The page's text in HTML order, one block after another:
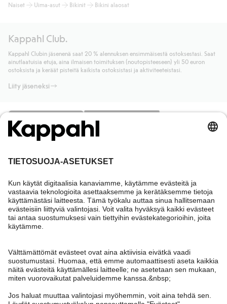
kotiinkuljetusta). Toimituskulut poistuvat automaattisesti, kun
noutopisteeseen tai pakettiautomaattiin ja PostNordin
kotiinkuljetuksella 6,99 €, riippumatta ostosummasta.
Lue lisää
maksutavat, kuten laskun, sekä muita maksuvaihtoehtoja.
Lisätietoja Klarnan maksuehdoista
Lue lisää
Naiset Uima-asut Bikinit Bikini alaosat
Kappahl Club.
Kappahl Clubin jäsenenä saat 20 % alennuksen ensimmäisestä ostoksestasi. Saat
ainutlaatuisia etuja, aina ilmaisen toimituksen (noutopisteeseen) yli 50 euron
ostoksista ja keräät pisteitä kaikista ostoksistasi ja aktiviteeteistasi.
Liity jäseneksi
Tarvitsetko apua?
Asiakaspalvelu
Usein kysyttyä
Tilaus
Ota yhteyttä
Hae myymälä
Kappahl Club
Kappahl Club
Jäsenyysehdot
Tietoa Kappahl Group
Kestävä kehitys
Ehdot & käytännöt